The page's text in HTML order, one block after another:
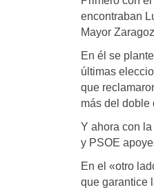
encontraban
Mayor
En él se
últimas
que
más del doble
Y ahora con
y PSOE
En el «otro
que garantice